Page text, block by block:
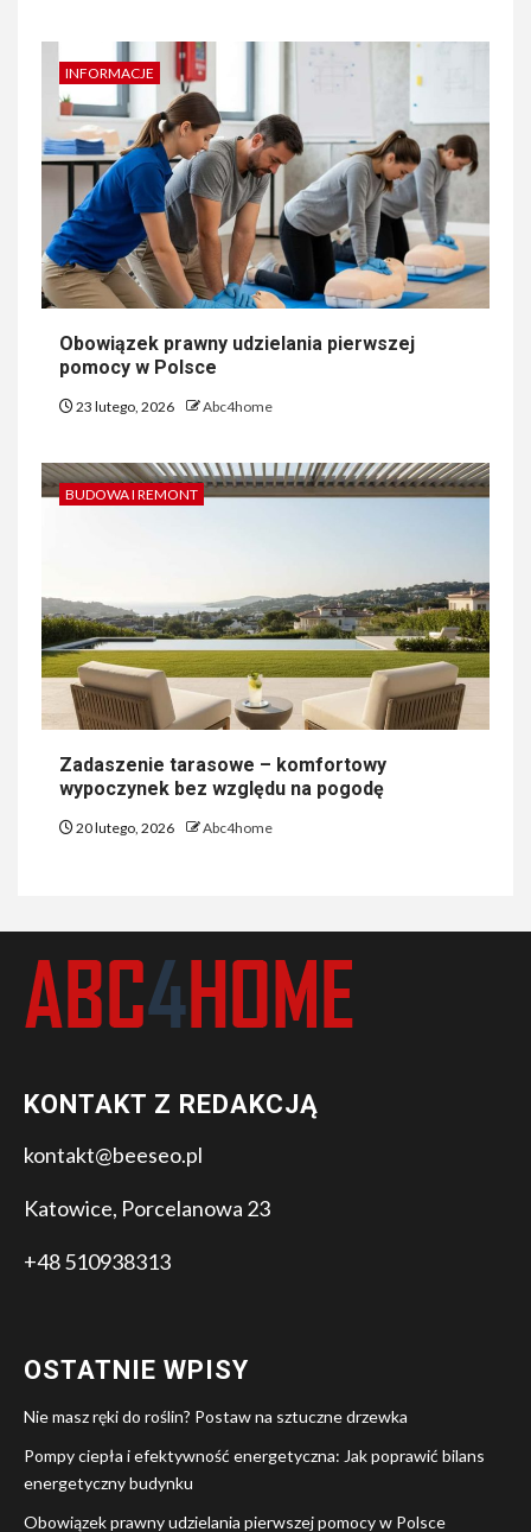
INFORMACJE
Obowiązek prawny udzielania pierwszej
pomocy w Polsce
23 lutego, 2026 Abc4home
BUDOWA I REMONT
Zadaszenie tarasowe – komfortowy
wypoczynek bez względu na pogodę
20 lutego, 2026 Abc4home
KONTAKT Z REDAKCJĄ
kontakt@beeseo.pl
Katowice, Porcelanowa 23
+48 510938313
OSTATNIE WPISY
Nie masz ręki do roślin? Postaw na sztuczne drzewka
Pompy ciepła i efektywność energetyczna: Jak poprawić bilans
energetyczny budynku
Obowiązek prawny udzielania pierwszej pomocy w Polsce